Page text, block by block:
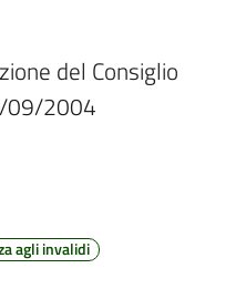
del Consiglio
09/2004
agli invalidi